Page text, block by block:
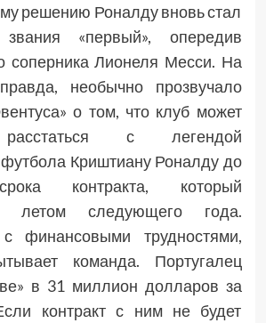
решению Роналду вновь стал
звания «первый», опередив
соперника Лионеля Месси. На
необычно прозвучало
о том, что клуб может
с легендой
Криштиану Роналду до
контракта, который
летом следующего года.
финансовыми трудностями,
команда. Португалец
в 31 миллион долларов за
контракт с ним не будет